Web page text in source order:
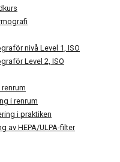
nivå Level 1, ISO
Level 2, ISO
i renrum
i praktiken
av HEPA/ULPA-filter